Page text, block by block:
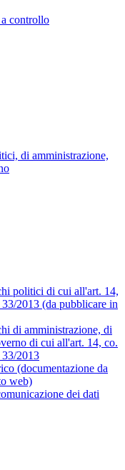
controllo
di amministrazione,
politici di cui all'art. 14,
2013 (da pubblicare in
di amministrazione, di
di cui all'art. 14, co.
2013
(documentazione da
web)
dei dati